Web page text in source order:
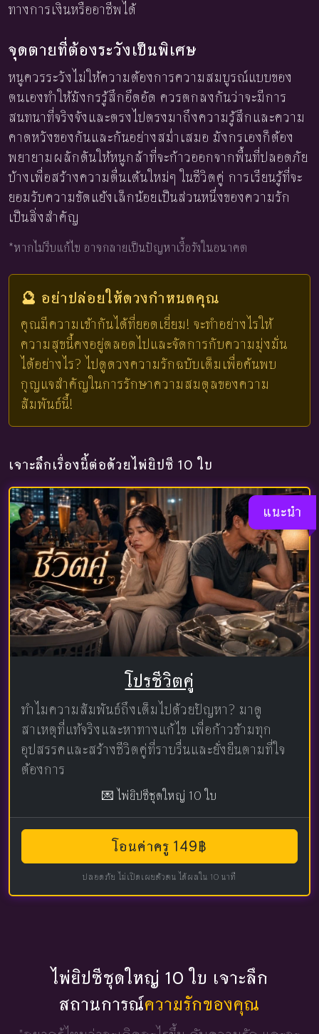
ทางการเงินหรืออาชีพได้
จุดตายที่ต้องระวังเป็นพิเศษ
หนูควรระวังไม่ให้ความต้องการความสมบูรณ์แบบของ
ตนเองทำให้มังกรรู้สึกอึดอัด ควรตกลงกันว่าจะมีการ
สนทนาที่จริงจังและตรงไปตรงมาถึงความรู้สึกและความ
คาดหวังของกันและกันอย่างสม่ำเสมอ มังกรเองก็ต้อง
พยายามผลักดันให้หนูกล้าที่จะก้าวออกจากพื้นที่ปลอดภัย
บ้างเพื่อสร้างความตื่นเต้นใหม่ๆ ในชีวิตคู่ การเรียนรู้ที่จะ
ยอมรับความขัดแย้งเล็กน้อยเป็นส่วนหนึ่งของความรัก
เป็นสิ่งสำคัญ
*หากไม่รีบแก้ไข อาจกลายเป็นปัญหาเรื้อรังในอนาคต
🔮 อย่าปล่อยให้ดวงกำหนดคุณ
คุณมีความเข้ากันได้ที่ยอดเยี่ยม! จะทำอย่างไรให้
ความสุขนี้คงอยู่ตลอดไปและจัดการกับความมุ่งมั่น
ได้อย่างไร? ไปดูดวงความรักฉบับเต็มเพื่อค้นพบ
กุญแจสำคัญในการรักษาความสมดุลของความ
สัมพันธ์นี้!
เจาะลึกเรื่องนี้ต่อด้วยไพ่ยิปซี 10 ใบ
แนะนำ
โปรชีวิตคู่
ทำไมความสัมพันธ์ถึงเต็มไปด้วยปัญหา? มาดู
สาเหตุที่แท้จริงและหาทางแก้ไข เพื่อก้าวข้ามทุก
อุปสรรคและสร้างชีวิตคู่ที่ราบรื่นและยั่งยืนตามที่ใจ
ต้องการ
💌 ไพ่ยิปซีชุดใหญ่ 10 ใบ
โอนค่าครู 149฿
ปลอดภัย ไม่เปิดเผยตัวตน ได้ผลใน 10 นาที
ไพ่ยิปซีชุดใหญ่ 10 ใบ เจาะลึก
สถานการณ์ความรักของคุณ